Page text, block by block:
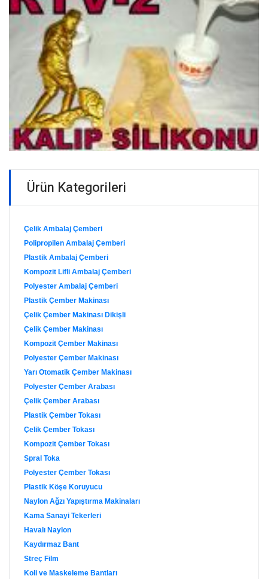
Ürün Kategorileri
Çelik Ambalaj Çemberi
Polipropilen Ambalaj Çemberi
Plastik Ambalaj Çemberi
Kompozit Lifli Ambalaj Çemberi
Polyester Ambalaj Çemberi
Plastik Çember Makinası
Çelik Çember Makinası Dikişli
Çelik Çember Makinası
Kompozit Çember Makinası
Polyester Çember Makinası
Yarı Otomatik Çember Makinası
Polyester Çember Arabası
Çelik Çember Arabası
Plastik Çember Tokası
Çelik Çember Tokası
Kompozit Çember Tokası
Spral Toka
Polyester Çember Tokası
Plastik Köşe Koruyucu
Naylon Ağzı Yapıştırma Makinaları
Kama Sanayi Tekerleri
Havalı Naylon
Kaydırmaz Bant
Streç Film
Koli ve Maskeleme Bantları